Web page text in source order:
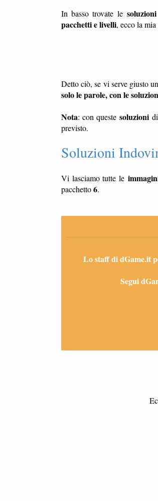
In basso trovate le soluzioni
pacchetti e livelli, ecco la
Detto ciò, se vi serve giusto
solo le parole, con le
Nota: con queste soluzioni di
previsto.
Soluzioni
Vi lasciamo tutte le
pacchetto6.
Lo staff di dGame.it
Segui